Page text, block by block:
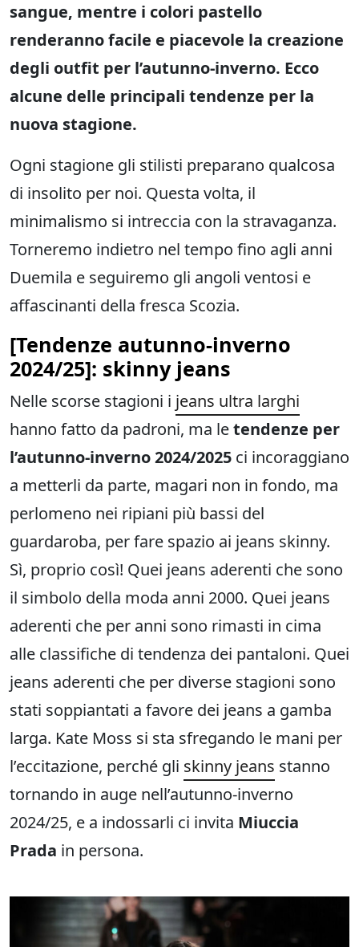
sangue, mentre i colori pastello
renderanno facile e piacevole la creazione
degli outfit per l’autunno-inverno. Ecco
alcune delle principali tendenze per la
nuova stagione.
Ogni stagione gli stilisti preparano qualcosa
di insolito per noi. Questa volta, il
minimalismo si intreccia con la stravaganza.
Torneremo indietro nel tempo fino agli anni
Duemila e seguiremo gli angoli ventosi e
affascinanti della fresca Scozia.
[Tendenze autunno-inverno
2024/25]: skinny jeans
Nelle scorse stagioni i jeans ultra larghi
hanno fatto da padroni, ma letendenze per
l’autunno-inverno 2024/2025 ci incoraggiano
a metterli da parte, magari non in fondo, ma
perlomeno nei ripiani più bassi del
guardaroba, per fare spazio ai jeans skinny.
Sì, proprio così! Quei jeans aderenti che sono
il simbolo della moda anni 2000. Quei jeans
aderenti che per anni sono rimasti in cima
alle classifiche di tendenza dei pantaloni. Quei
jeans aderenti che per diverse stagioni sono
stati soppiantati a favore dei jeans a gamba
larga. Kate Moss si sta sfregando le mani per
l’eccitazione, perché gli skinny jeans stanno
tornando in auge nell’autunno-inverno
2024/25, e a indossarli ci invita Miuccia
Prada in persona.